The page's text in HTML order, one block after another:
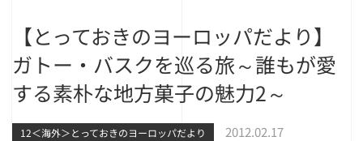
【とっておきのヨーロッパだより】
ガトー・バスクを巡る旅～誰もが愛
する素朴な地方菓子の魅力2～
12＜海外＞とっておきのヨーロッパだより 2012.02.17